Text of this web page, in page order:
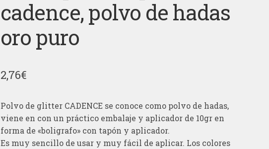
cadence, polvo de hadas
oro puro
2,76€
Polvo de glitter CADENCE se conoce como polvo de hadas,
viene en con un práctico embalaje y aplicador de 10gr en
forma de «boligrafo» con tapón y aplicador.
Es muy sencillo de usar y muy fácil de aplicar. Los colores